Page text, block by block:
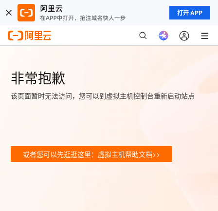
打开 APP
非常抱歉
该页面暂时无法访问，您可以到虚拟主机控制台重新启动站点
或者您可以先逛逛这里：虚拟主机帮助文档>>